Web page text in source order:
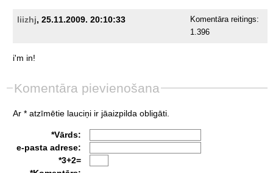
liizhj, 25.11.2009. 20:10:33
Komentāra reitings:
1.396
i'm in!
Komentāra pievienošana
Ar * atzīmētie lauciņi ir jāaizpilda obligāti.
*Vārds:
e-pasta adrese:
*3+2=